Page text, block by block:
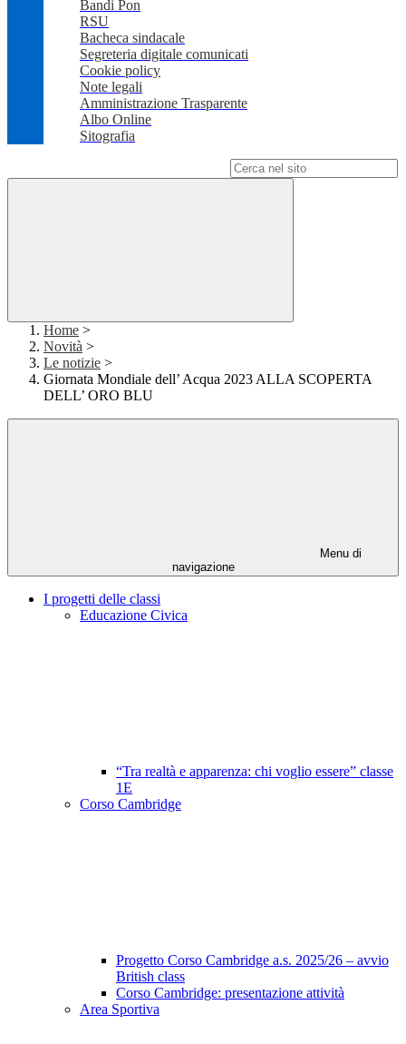
Bandi Pon
RSU
Bacheca sindacale
Segreteria digitale comunicati
Cookie policy
Note legali
Amministrazione Trasparente
Albo Online
Sitografia
Home >
Novità >
Le notizie >
Giornata Mondiale dell’ Acqua 2023 ALLA SCOPERTA
DELL’ ORO BLU
Menu di
navigazione
I progetti delle classi
Educazione Civica
“Tra realtà e apparenza: chi voglio essere” classe
1E
Corso Cambridge
Progetto Corso Cambridge a.s. 2025/26 – avvio
British class
Corso Cambridge: presentazione attività
Area Sportiva